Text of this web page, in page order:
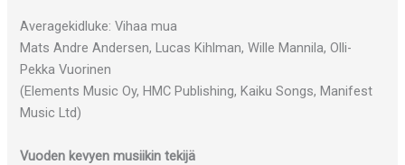
Averagekidluke: Vihaa mua
Mats Andre Andersen, Lucas Kihlman, Wille Mannila, Olli-
Pekka Vuorinen
(Elements Music Oy, HMC Publishing, Kaiku Songs, Manifest
Music Ltd)
Vuoden kevyen musiikin tekijä